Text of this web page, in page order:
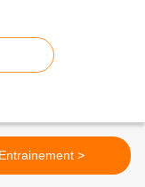
Entrainement >